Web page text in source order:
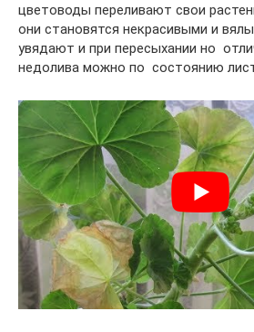
цветоводы переливают свои
они становятся некрасивыми и
увядают и при пересыхании но
недолива можно по состоянию